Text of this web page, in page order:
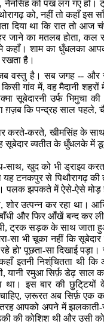
,नैनसिंह को पंख लग गए हों।
को,नहीं तो कहाँ इस
दिया था कि रात तो आज
जाने का मतलब होता,कल
मे कहाँ। शाम का धुँधलका
है।
वस्तु है। सब जगह -- और
गांव में,वह मैदानी शहरों
सूबेदारनी उर्फ भिमुचा
ग़ज़ब कि पन्द्रह साल पहले,
करते-करते,खीमसिंह के
सूबेदार व्यतीत के धुँधलके में
साथ,खुद को भी ड्राइव
यह टनकपुर से पिथौरागढ़
पलक झपकते में ऐसे-ऐसे मोड़
,शोर उत्पन्न कर रहा था।
और फिर आँखें बन्द कर ली
,ट्रक सड़क के साथ जाता
सा भी चूका नहीं कि
हो'पूछता-सा दिखाई
इतनी निश्ंचितता थी
,यानी रमुआ सिर्फ़ डेढ़ साल
था। इस बार की
,ज़रूरत अब सिर्फ़ एक
आपको अपने में झलकाती-
की कोशिश थी और उसी